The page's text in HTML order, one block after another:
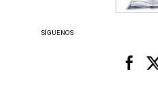
SÍGUENOS